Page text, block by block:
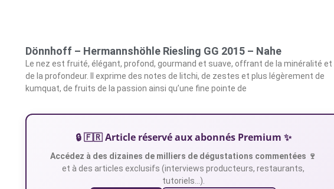
Dönnhoff – Hermannshöhle Riesling GG 2015 – Nahe
Le nez est fruité, élégant, profond, gourmand et suave, offrant de la minéralité et
de la profondeur. Il exprime des notes de litchi, de zestes et plus légèrement de
kumquat, de fruits de la passion ainsi qu’une fine pointe de
🔒 🇫🇷 Article réservé aux abonnés Premium ✨
Accédez à des dizaines de milliers de dégustations commentées 🍷
et à des articles exclusifs (interviews producteurs, restaurants,
tutoriels…).